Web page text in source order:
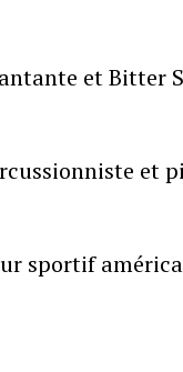
et Bitter
et
sportif